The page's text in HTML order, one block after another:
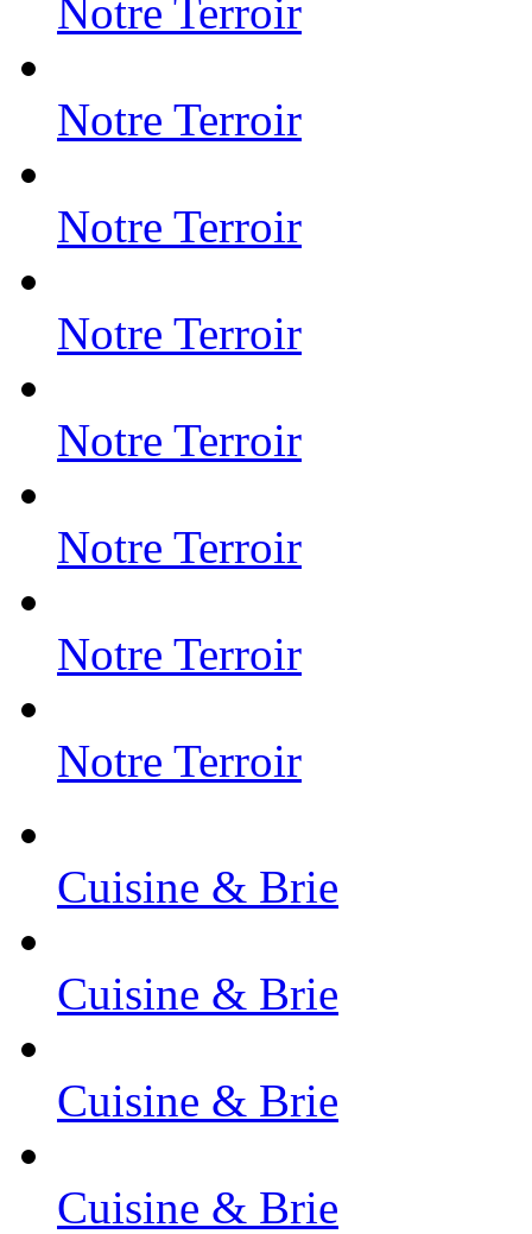
Notre Terroir
Notre Terroir
Notre Terroir
Notre Terroir
Notre Terroir
Notre Terroir
Notre Terroir
Notre Terroir
Cuisine & Brie
Cuisine & Brie
Cuisine & Brie
Cuisine & Brie